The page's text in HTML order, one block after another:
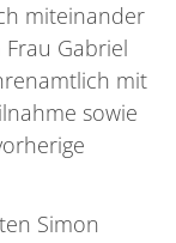
miteinander
Gabriel
mit
sowie
Simon